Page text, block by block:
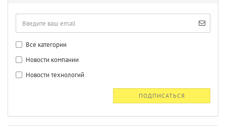
Все категории
Новости компании
Новости технологий
ПОДПИСАТЬСЯ